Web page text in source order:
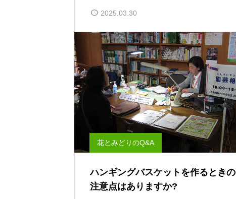
2025.03.30
花とみどりのQ&A
ハンギングバスケットを作るときの
注意点はありますか?